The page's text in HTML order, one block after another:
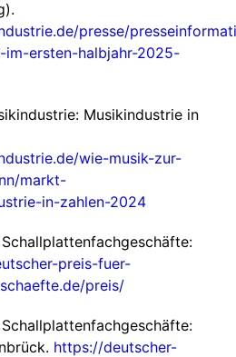
presse/
ersten-halbjahr-2025-
Musikindustrie in
wie-musik-zur-
markt-
in-zahlen-2024
preis-fuer-
preis/
https://deutscher-